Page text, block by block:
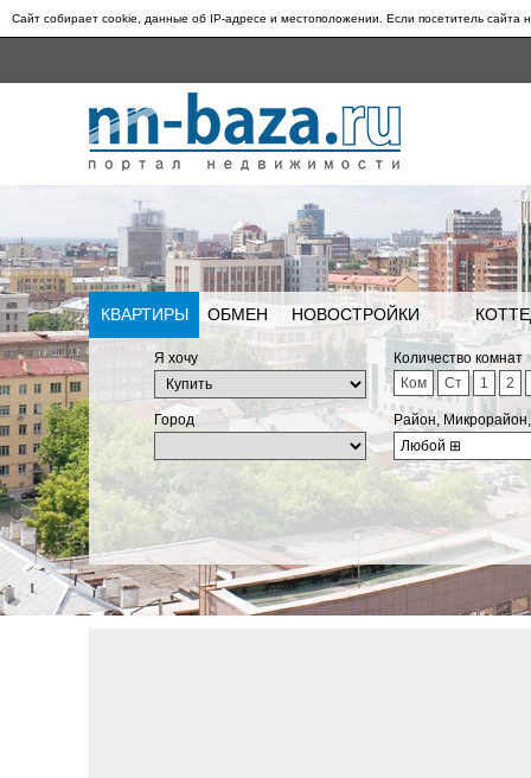
Сайт собирает cookie, данные об IP-адресе и местоположении. Если посетитель сайта
КВАРТИРЫ ОБМЕН НОВОСТРОЙКИ
Я хочу
Количество комнат
Ком
Ст 1 2
Город
Район,
Любой ⊞